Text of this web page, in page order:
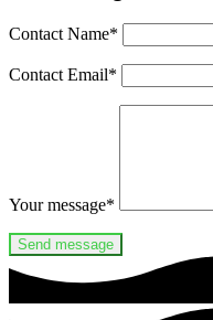
Contact Name*
Contact Email*
Your message*